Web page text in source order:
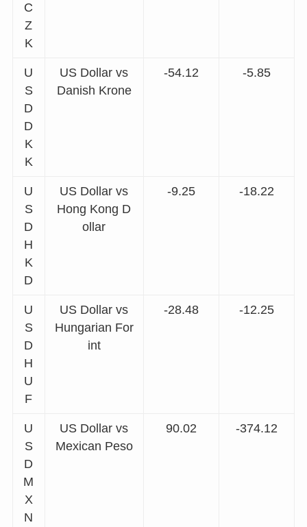
C
Z
K
U
S
D
D
K
K
US Dollar vs
Danish Krone
-54.12 -5.85
U
S
D
H
K
D
US Dollar vs
Hong Kong D
ollar
-9.25 -18.22
U
S
D
H
U
F
US Dollar vs
Hungarian For
int
-28.48 -12.25
U
S
D
M
X
N
US Dollar vs
Mexican Peso
90.02 -374.12